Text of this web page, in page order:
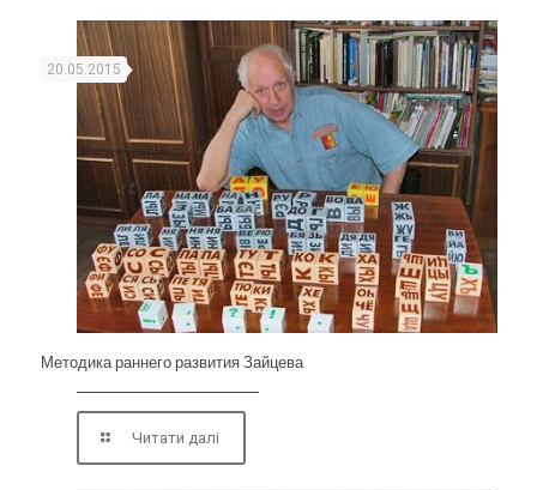
20.05.2015
Методика раннего развития Зайцева
Читати далі